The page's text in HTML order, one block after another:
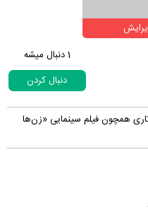
1دنبال میشه
دنبال کردن
همچون فیلم سینمایی «زن‌ها